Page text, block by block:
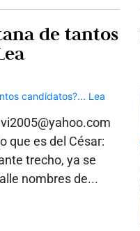
de tantos
que es del César:
trecho, ya se
nombres de...